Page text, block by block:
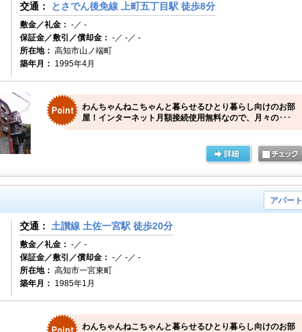
交通： とさでん後免線 上町五丁目駅 徒歩8分
敷金／礼金： -／ -
保証金／敷引／償却金： -／ -／ -
所在地： 高知市山ノ端町
築年月： 1995年4月
わんちゃんねこちゃんと暮らせるひとり暮らし向けのお部
屋！インターネット月額接続使用無料なので、月々の･･･
アパート
交通： 土讃線 土佐一宮駅 徒歩20分
敷金／礼金： -／ -
保証金／敷引／償却金： -／ -／ -
所在地： 高知市一宮東町
築年月： 1985年1月
わんちゃんねこちゃんと暮らせるひとり暮らし向けのお部